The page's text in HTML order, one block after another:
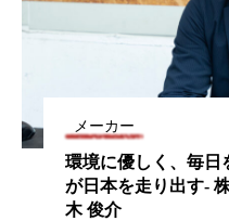
メーカー
環境に優しく、毎日
が日本を走り出す-
木 俊介